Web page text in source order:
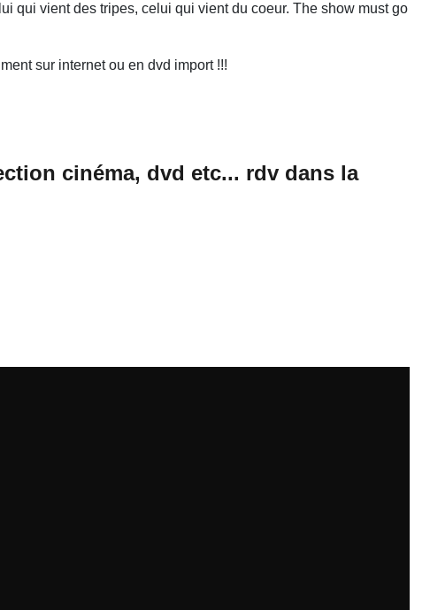
qui vient des tripes, celui qui vient du coeur. The show must go
sur internet ou en dvd import !!!
cinéma, dvd etc... rdv dans la